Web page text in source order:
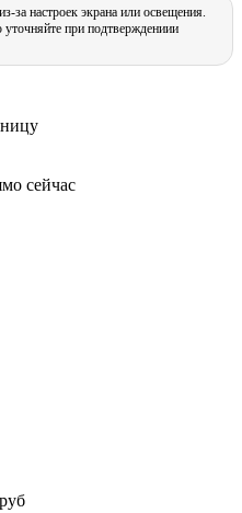
за настроек экрана или освещения.
при подтверждениии
сейчас
руб